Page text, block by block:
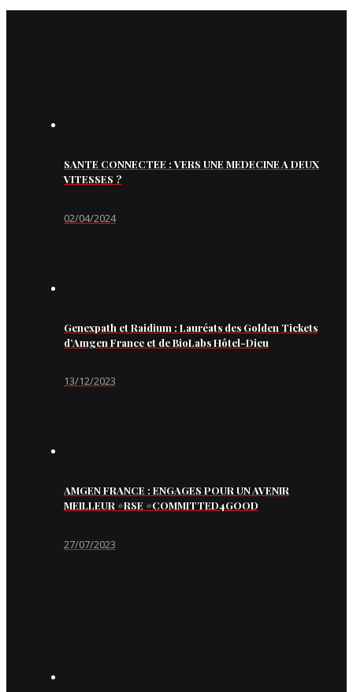
SANTE CONNECTEE : VERS UNE MEDECINE A DEUX
VITESSES ?
02/04/2024
Genexpath et Raidium : Lauréats des Golden Tickets
d’Amgen France et de BioLabs Hôtel-Dieu
13/12/2023
AMGEN FRANCE : ENGAGES POUR UN AVENIR
MEILLEUR #RSE #COMMITTED4GOOD
27/07/2023